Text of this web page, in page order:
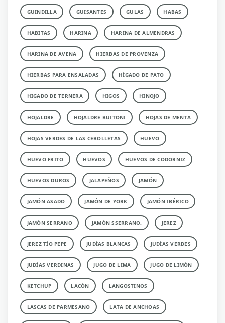
GUINDILLA GUISANTES GULAS HABAS
HABITAS HARINA HARINA DE ALMENDRAS
HARINA DE AVENA HIERBAS DE PROVENZA
HIERBAS PARA ENSALADAS HÍGADO DE PATO
HIGADO DE TERNERA HIGOS HINOJO
HOJALDRE HOJALDRE BUITONI HOJAS DE MENTA
HOJAS VERDES DE LAS CEBOLLETAS HUEVO
HUEVO FRITO HUEVOS HUEVOS DE CODORNIZ
HUEVOS DUROS JALAPEÑOS JAMÓN
JAMÓN ASADO JAMÓN DE YORK JAMÓN IBÉRICO
JAMÓN SERRANO JAMÓN SSERRANO. JEREZ
JEREZ TÍO PEPE JUDÍAS BLANCAS JUDÍAS VERDES
JUDÍAS VERDINAS JUGO DE LIMA JUGO DE LIMÓN
KETCHUP LACÓN LANGOSTINOS
LASCAS DE PARMESANO LATA DE ANCHOAS